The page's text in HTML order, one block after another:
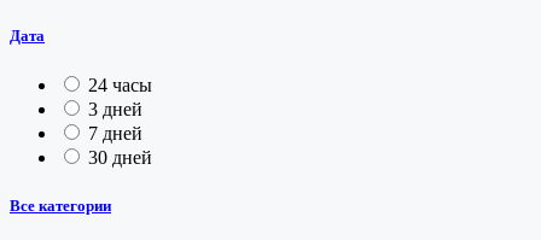
Дата
24 часы
3 дней
7 дней
30 дней
Все категории